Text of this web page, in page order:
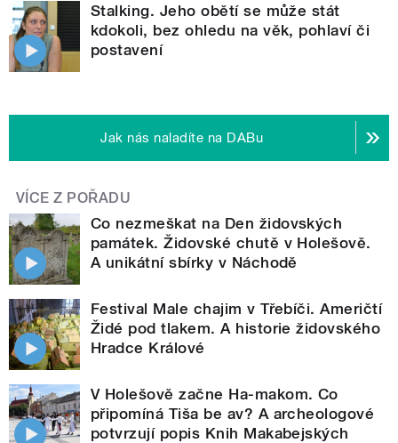
Stalking. Jeho obětí se může stát
kdokoli, bez ohledu na věk, pohlaví či
postavení
Jak nás naladíte na DABu
VÍCE Z POŘADU
Co nezmeškat na Den židovských
památek. Židovské chutě v Holešově.
A unikátní sbírky v Náchodě
Festival Male chajim v Třebíči. Američtí
Židé pod tlakem. A historie židovského
Hradce Králové
V Holešově začne Ha-makom. Co
připomíná Tiša be av? A archeologové
potvrzují popis Knih Makabejských